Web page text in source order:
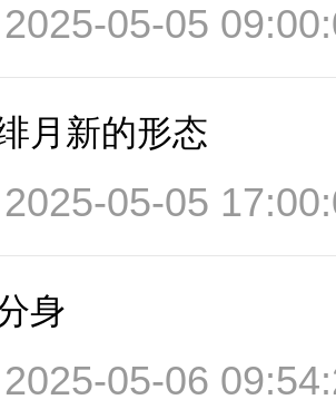
05-05
月新的形态
05-05
身
05-06